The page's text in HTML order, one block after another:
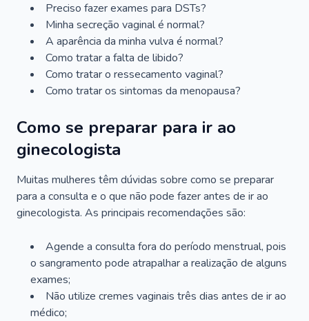
Preciso fazer exames para DSTs?
Minha secreção vaginal é normal?
A aparência da minha vulva é normal?
Como tratar a falta de libido?
Como tratar o ressecamento vaginal?
Como tratar os sintomas da menopausa?
Como se preparar para ir ao
ginecologista
Muitas mulheres têm dúvidas sobre como se preparar
para a consulta e o que não pode fazer antes de ir ao
ginecologista. As principais recomendações são:
Agende a consulta fora do período menstrual, pois
o sangramento pode atrapalhar a realização de alguns
exames;
Não utilize cremes vaginais três dias antes de ir ao
médico;